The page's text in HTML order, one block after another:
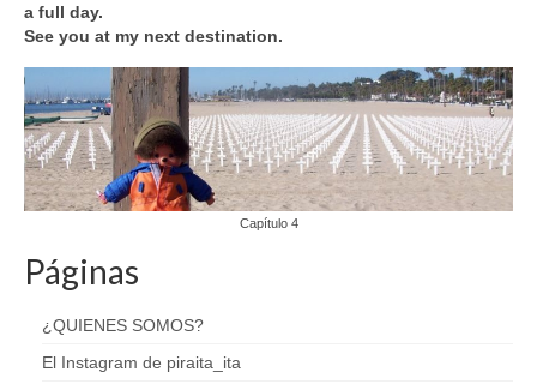
a full day.
See you at my next destination.
Capítulo 4
Páginas
¿QUIENES SOMOS?
El Instagram de piraita_ita